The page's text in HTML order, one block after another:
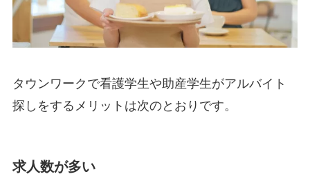
タウンワークで看護学生や助産学生がアルバイト
探しをするメリットは次のとおりです。
求人数が多い